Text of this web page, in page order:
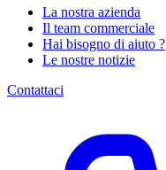
La nostra azienda
Il team commerciale
Hai bisogno di aiuto ?
Le nostre notizie
Contattaci